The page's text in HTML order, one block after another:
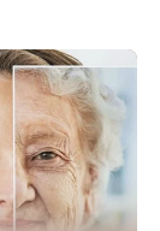
Халық